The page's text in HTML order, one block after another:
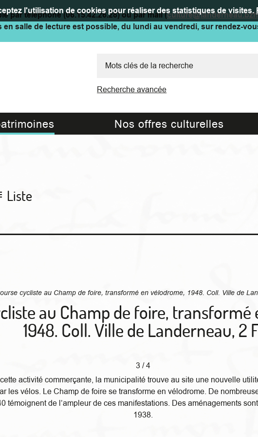
l'utilisation de cookies pour réaliser des statistiques de visites.
par téléphone (06.15.42.26.28) ou par mail (culture@landerneau.bzh
salle de lecture est possible, du lundi au vendredi, sur rendez-
Recherche avancée
Nos offres culturelles
Liste
au Champ de foire, transformé
1948. Coll. Ville de Landerneau, 2
3 / 4
activité commerçante, la municipalité trouve au site une nouvelle
les vélos. Le Champ de foire se transforme en vélodrome. De
témoignent de l’ampleur de ces manifestations. Des aménagements
1938.